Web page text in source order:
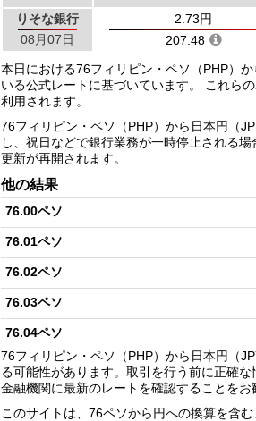
りそな銀行
08月07日
2.73円
207.48
本日における76フィリピン・ペソ（PHP）
いる公式レートに基づいています。 これら
利用されます。
76フィリピン・ペソ（PHP）から日本円（
し、祝日などで銀行業務が一時停止される
更新が再開されます。
他の結果
76.00ペソ
76.01ペソ
76.02ペソ
76.03ペソ
76.04ペソ
76.05ペソ
76.06ペソ
76フィリピン・ペソ（PHP）から日本円（
る可能性があります。取引を行う前に正確
金融機関に最新のレートを確認することをお
このサイトは、76ペソから円への換算を含